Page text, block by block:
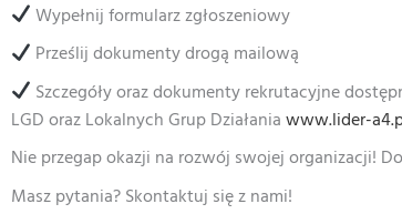
Wypełnij formularz zgłoszeniowy
Prześlij dokumenty drogą mailową
Szczegóły oraz dokumenty rekrutacyjne
LGD oraz Lokalnych Grup Działaniawww.lider-
Nie przegap okazji na rozwój swojej organizacji!
Masz pytania? Skontaktuj się z nami!